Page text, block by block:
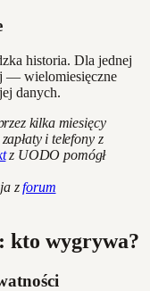
historia. Dla jednej
— wielomiesięczne
danych.
kilka miesięcy
i telefony z
z UODO pomógł
zforum
kto wygrywa?